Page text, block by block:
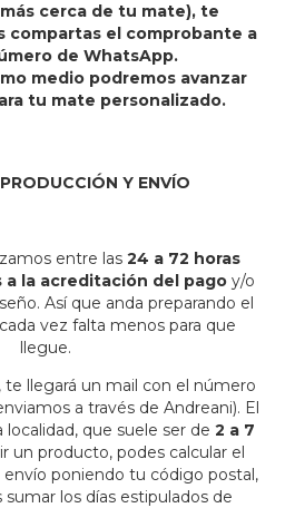
cerca de tu mate), te
compartas el comprobante a
de WhatsApp.
medio podremos avanzar
tu mate personalizado.
Y ENVÍO
entre las 24 a 72 horas
la acreditación del pago y/o
Así que anda preparando el
vez falta menos para que
llegue.
te llegará un mail con el número
a través de Andreani). El
que suele ser de 2 a 7
un producto, podes calcular el
poniendo tu código postal,
sumar los días estipulados de